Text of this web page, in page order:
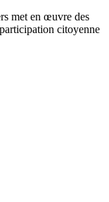
met en œuvre des
citoyenne